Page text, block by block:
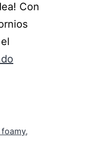
Con
,